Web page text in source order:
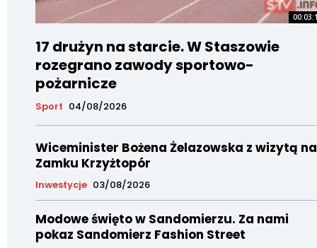
17 drużyn na starcie. W Staszowie
rozegrano zawody sportowo-
pożarnicze
Sport 04/08/2026
Wiceminister Bożena Żelazowska z wizytą na
Zamku Krzyżtopór
Inwestycje 03/08/2026
Modowe święto w Sandomierzu. Za nami
pokaz Sandomierz Fashion Street